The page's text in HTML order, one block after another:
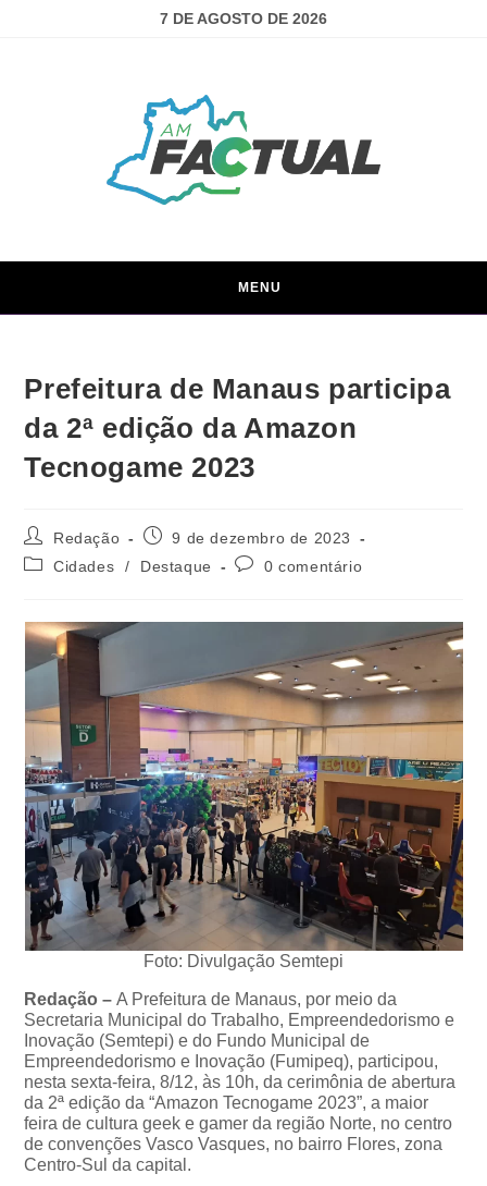
7 DE AGOSTO DE 2026
MENU
Prefeitura de Manaus participa
da 2ª edição da Amazon
Tecnogame 2023
Redação
9 de dezembro de 2023
Cidades
/ Destaque 0 comentário
Foto: Divulgação Semtepi
Redação –A Prefeitura de Manaus, por meio da
Secretaria Municipal do Trabalho, Empreendedorismo e
Inovação (Semtepi) e do Fundo Municipal de
Empreendedorismo e Inovação (Fumipeq), participou,
nesta sexta-feira, 8/12, às 10h, da cerimônia de abertura
da 2ª edição da “Amazon Tecnogame 2023”, a maior
feira de cultura geek e gamer da região Norte, no centro
de convenções Vasco Vasques, no bairro Flores, zona
Centro-Sul da capital.